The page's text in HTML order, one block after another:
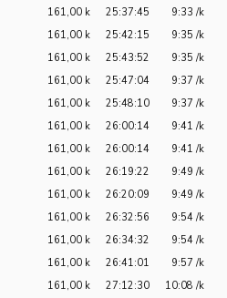
161,00 k 25:37:45
9:33 /k
161,00 k 25:42:15
9:35 /k
161,00 k 25:43:52
9:35 /k
161,00 k 25:47:04
9:37 /k
161,00 k 25:48:10
9:37 /k
161,00 k 26:00:14
9:41 /k
161,00 k 26:00:14
9:41 /k
161,00 k 26:19:22
9:49 /k
161,00 k 26:20:09
9:49 /k
161,00 k 26:32:56
9:54 /k
161,00 k 26:34:32
9:54 /k
161,00 k 26:41:01
9:57 /k
161,00 k 27:12:30 10:08 /k